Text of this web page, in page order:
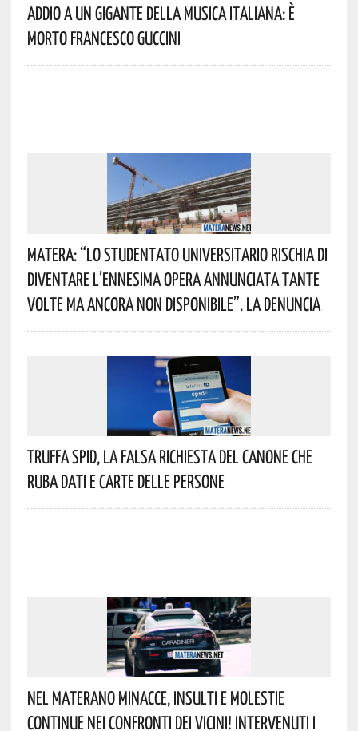
Addio A Un Gigante Della Musica Italiana: È
Morto Francesco Guccini
Matera: “Lo Studentato Universitario Rischia Di
Diventare L’ennesima Opera Annunciata Tante
Volte Ma Ancora Non Disponibile”. La Denuncia
Truffa Spid, La Falsa Richiesta Del Canone Che
Ruba Dati E Carte Delle Persone
Nel Materano Minacce, Insulti E Molestie
Continue Nei Confronti Dei Vicini! Intervenuti I